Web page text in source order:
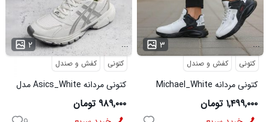
۲ ...
کتونی کفش و صندل
کتونی مردانه Asics_White مدل
3975
۹۸۹,۰۰۰ تومان
۳ ...
کتونی کفش و صندل
کتونی مردانه Michael_White
مدل 3844
۱,۴۹۹,۰۰۰ تومان